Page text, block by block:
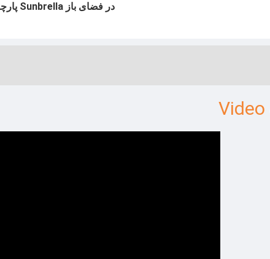
در فضای باز Sunbrella پارچه